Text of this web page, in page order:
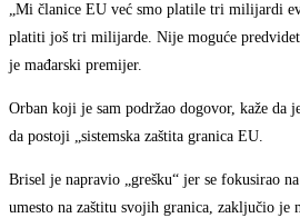
„Mi članice EU već smo platile tri milijardi
platiti još tri milijarde. Nije moguće
je mađarski premijer.
Orban koji je sam podržao dogovor, kaže da
da postoji „sistemska zaštita granica EU.
Brisel je napravio „grešku“ jer se fokusirao
umesto na zaštitu svojih granica, zaključio je